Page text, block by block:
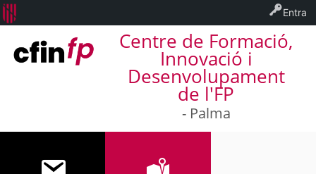
Centre de Formació,
Innovació i
Desenvolupament
de l'FP
- Palma
Entra